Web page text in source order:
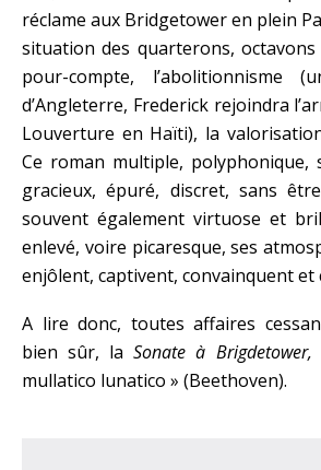
réclame aux Bridgetower en plein
situation des quarterons,
pour-compte, l’abolitionnisme
d’Angleterre, Frederick rejoindra
Louverture en Haïti), la
Ce roman multiple, polyphonique,
gracieux, épuré, discret, sans
souvent également virtuose et
enlevé, voire picaresque, ses
enjôlent, captivent, convainquent et
A lire donc, toutes affaires
bien sûr, laSonate à Brigdetower,
mullatico lunatico » (Beethoven).